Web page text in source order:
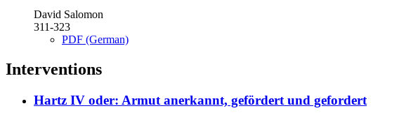
David Salomon
311-323
PDF (German)
Interventions
Hartz IV oder: Armut anerkannt, gefördert und gefordert